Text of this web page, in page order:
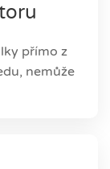
přímo z
nemůže